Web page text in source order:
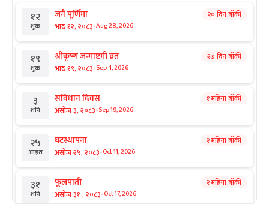
१२
शुक्र
जनै पूर्णिमा
भाद्र १२, २०८३-Aug 28, 2026
२० दिन बाँकी
१९
शुक्र
श्रीकृष्ण जन्माष्टमी व्रत
भाद्र १९, २०८३-Sep 4, 2026
२७ दिन बाँकी
३
शनि
संविधान दिवस
असोज ३, २०८३-Sep 19, 2026
१ महिना बाँकी
२५
आइत
घटस्थापना
असोज २५, २०८३-Oct 11, 2026
२ महिना बाँकी
३१
शनि
फूलपाती
असोज ३१ , २०८३-Oct 17, 2026
२ महिना बाँकी